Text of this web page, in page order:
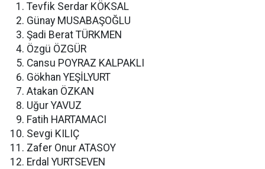
Tevfik Serdar KÖKSAL
Günay MUSABAŞOĞLU
Şadi Berat TÜRKMEN
Özgü ÖZGÜR
Cansu POYRAZ KALPAKLI
Gökhan YEŞİLYURT
Atakan ÖZKAN
Uğur YAVUZ
Fatih HARTAMACI
Sevgi KILIÇ
Zafer Onur ATASOY
Erdal YURTSEVEN